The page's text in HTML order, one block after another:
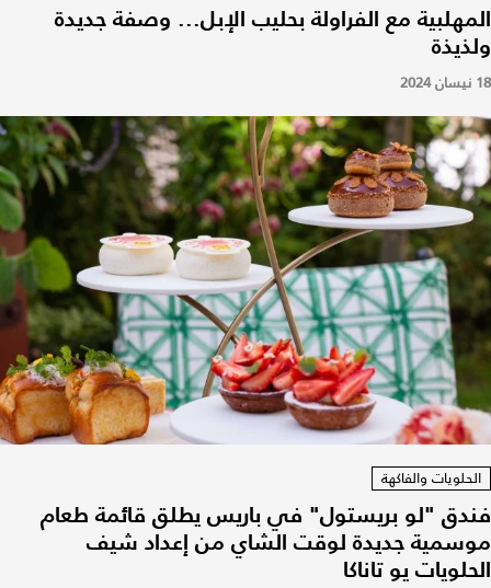
المهلبية مع الفراولة بحليب الإبل... وصفة جديدة
ولذيذة
18 نيسان 2024
الحلويات والفاكهة
فندق "لو بريستول" في باريس يطلق قائمة طعام
موسمية جديدة لوقت الشاي من إعداد شيف
الحلويات يو تاناكا